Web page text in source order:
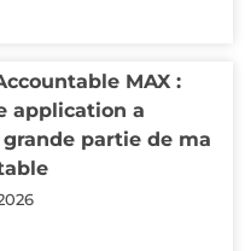
MAX :
application a
partie de ma